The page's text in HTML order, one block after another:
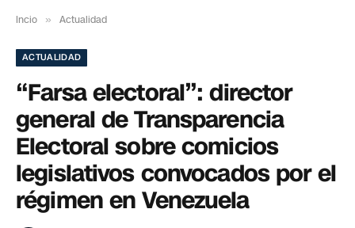
Incio » Actualidad
ACTUALIDAD
“Farsa electoral”: director
general de Transparencia
Electoral sobre comicios
legislativos convocados por el
régimen en Venezuela